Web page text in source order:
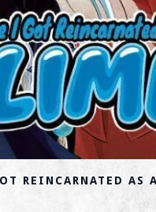
REINCARNATED AS